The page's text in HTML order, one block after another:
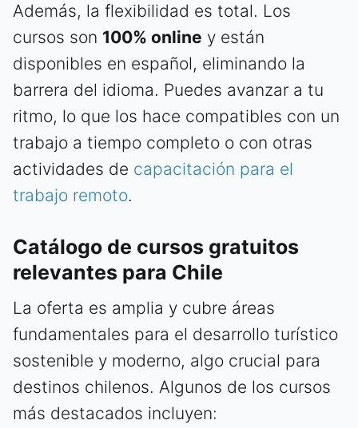
Además, la flexibilidad es total. Los
cursos son 100% online y están
disponibles en español, eliminando la
barrera del idioma. Puedes avanzar a tu
ritmo, lo que los hace compatibles con un
trabajo a tiempo completo o con otras
actividades de capacitación para el
trabajo remoto.
Catálogo de cursos gratuitos
relevantes para Chile
La oferta es amplia y cubre áreas
fundamentales para el desarrollo turístico
sostenible y moderno, algo crucial para
destinos chilenos. Algunos de los cursos
más destacados incluyen: